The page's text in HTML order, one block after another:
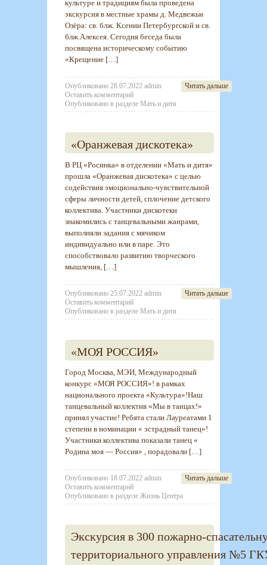
культуре и традициям была проведена
экскурсия в местные храмы д. Медвежьи
Озёра: св. блж. Ксении Петербургской и св.
блж.Алексея. Сегодня беседа была
посвящена историческому событию
«Крещение […]
Читать дальше
Опубликовано 28.07.2022 admin
Оставить комментарий
Опубликовано в разделе Мать и дитя
«Оранжевая дискотека»
В РЦ «Росинка» в отделении «Мать и дитя»
прошла «Оранжевая дискотека» с целью
содействия эмоционально-чувствительной
сферы личности детей, сплочение детского
коллектива. Участники дискотеки
знакомились с танцевальными жанрами,
выполняли задания с мячиком
индивидуально или в паре. Это
способствовало развитию творческого
мышления, […]
Читать дальше
Опубликовано 25.07.2022 admin
Оставить комментарий
Опубликовано в разделе Мать и дитя
«МОЯ РОССИЯ»
Город Москва, МЭИ, Международный
конкурс «МОЯ РОССИЯ»! в рамках
национального проекта «Культура»!Наш
танцевальный коллектив «Мы в танцах!»
принял участие! Ребята стали Лауреатами 1
степени в номинации « эстрадный танец»!
Участники коллектива показали танец «
Родина моя — Россия» , порадовали […]
Читать дальше
Опубликовано 18.07.2022 admin
Оставить комментарий
Опубликовано в разделе Жизнь Центра
Экскурсия в 300 пожарно-
территориального управления №5